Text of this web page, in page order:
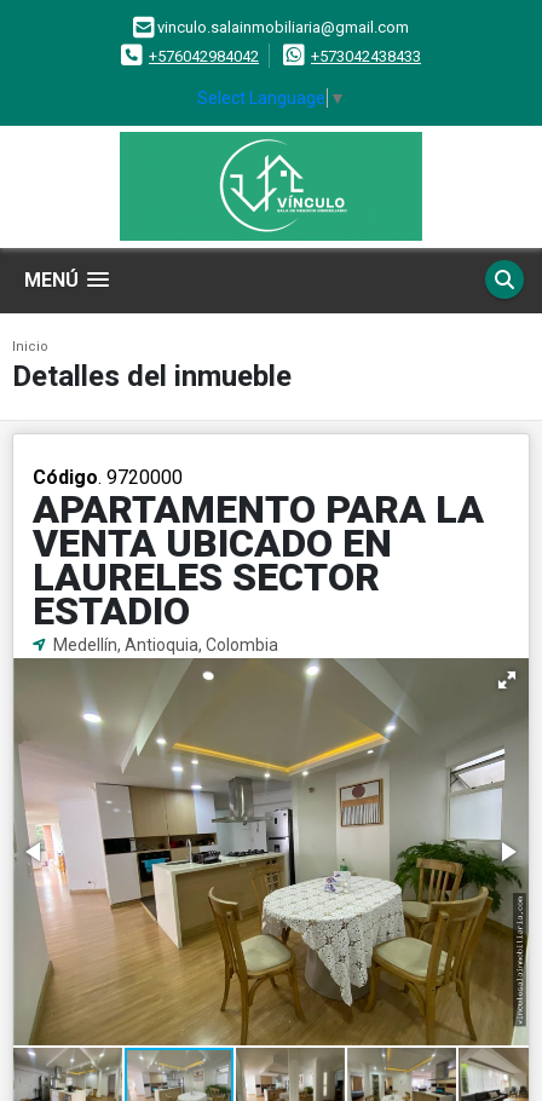
vinculo.salainmobiliaria@gmail.com
+576042984042
+573042438433
Select Language ▼
MENÚ
Inicio
Detalles del inmueble
Código. 9720000
APARTAMENTO PARA LA
VENTA UBICADO EN
LAURELES SECTOR
ESTADIO
Medellín, Antioquia, Colombia